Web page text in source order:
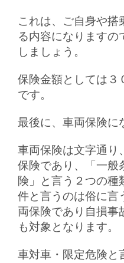
これは、ご自身や搭
る内容になりますの
しましょう。
保険金額としては３
です。
最後に、車両保険に
車両保険は文字通り
保険であり、「一般
険」と言う２つの種
件と言うのは俗に言
両保険であり自損事
も対象となります。
車対車・限定危険と